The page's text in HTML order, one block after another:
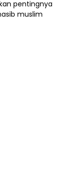
pentingnya
muslim